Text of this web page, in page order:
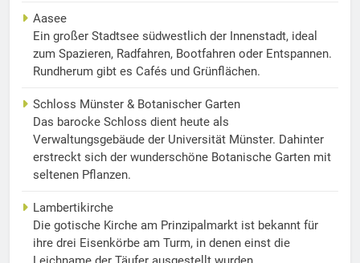
Aasee
Ein großer Stadtsee südwestlich der Innenstadt, ideal
zum Spazieren, Radfahren, Bootfahren oder Entspannen.
Rundherum gibt es Cafés und Grünflächen.
Schloss Münster & Botanischer Garten
Das barocke Schloss dient heute als
Verwaltungsgebäude der Universität Münster. Dahinter
erstreckt sich der wunderschöne Botanische Garten mit
seltenen Pflanzen.
Lambertikirche
Die gotische Kirche am Prinzipalmarkt ist bekannt für
ihre drei Eisenkörbe am Turm, in denen einst die